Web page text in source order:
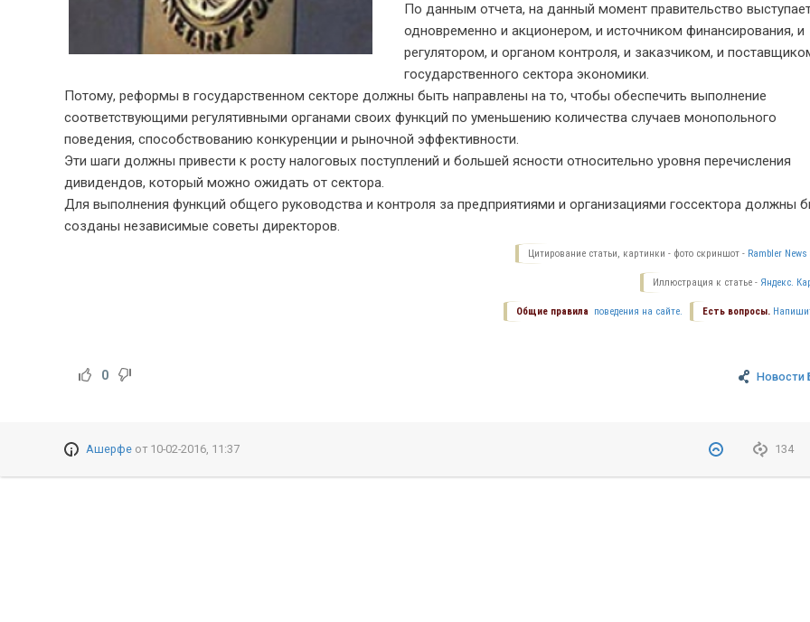
По данным отчета, на данный момент правительство
одновременно и акционером, и источником финансирования, и
регулятором, и органом контроля, и заказчиком, и
государственного сектора экономики.
Потому, реформы в государственном секторе должны быть направлены на то, чтобы обеспечить выполнение
соответствующими регулятивными органами своих функций по уменьшению количества случаев монопольного
поведения, способствованию конкуренции и рыночной эффективности.
Эти шаги должны привести к росту налоговых поступлений и большей ясности относительно уровня перечисления
дивидендов, который можно ожидать от сектора.
Для выполнения функций общего руководства и контроля за предприятиями и организациями госсектора должны
созданы независимые советы директоров.
Цитирование статьи, картинки - фото скриншот - Rambler News
Иллюстрация к статье - Яндекс.
Есть вопросы.
Общие правила поведения на сайте.
Новости
0
134
Ашерфеот 10-02-2016, 11:37